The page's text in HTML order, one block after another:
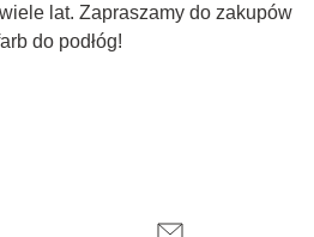
lat. Zapraszamy do zakupów
do podłóg!